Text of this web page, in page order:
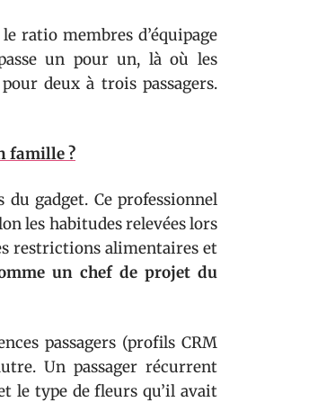
ratio membres d’équipage
un pour un, là où les
deux à trois passagers.
famille ?
gadget. Ce professionnel
les habitudes relevées lors
restrictions alimentaires et
un chef de projet du
passagers (profils CRM
Un passager récurrent
le type de fleurs qu’il avait